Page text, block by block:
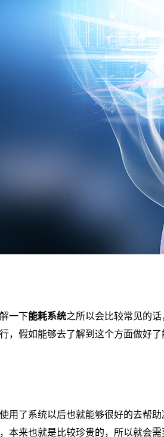
一下能耗系统之所以会比较常见的
，假如能够去了解到这个方面做好
用了系统以后也就能够很好的去帮
本来也就是比较珍贵的，所以就会